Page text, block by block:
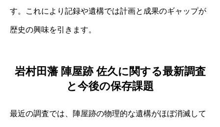
す。これにより記録や遺構では計画と成果のギャップが
歴史の興味を引きます。
岩村田藩 陣屋跡 佐久に関する最新調査
と今後の保存課題
最近の調査では、陣屋跡の物理的な遺構がほぼ消滅して